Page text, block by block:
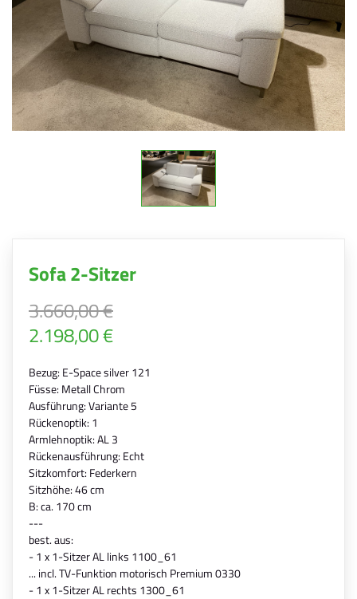
Sofa 2-Sitzer
3.660,00 €
2.198,00 €
Bezug: E-Space silver 121
Füsse: Metall Chrom
Ausführung: Variante 5
Rückenoptik: 1
Armlehnoptik: AL 3
Rückenausführung: Echt
Sitzkomfort: Federkern
Sitzhöhe: 46 cm
B: ca. 170 cm
---
best. aus:
- 1 x 1-Sitzer AL links 1100_61
... incl. TV-Funktion motorisch Premium 0330
- 1 x 1-Sitzer AL rechts 1300_61